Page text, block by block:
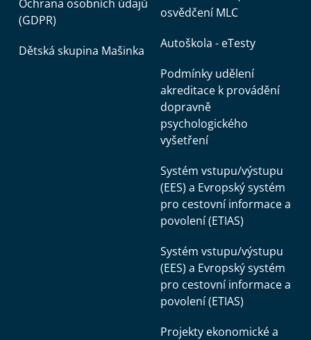
Ochrana osobních údajů
(GDPR)
Dětská skupina Mašinka
osvědčení MLC
Autoškola - eTesty
Podmínky udělení
akreditace k provádění
dopravně
psychologického
vyšetření
Systém vstupu/výstupu
(EES) a Evropský systém
pro cestovní informace a
povolení (ETIAS)
Systém vstupu/výstupu
(EES) a Evropský systém
pro cestovní informace a
povolení (ETIAS)
Projekty ekonomické a